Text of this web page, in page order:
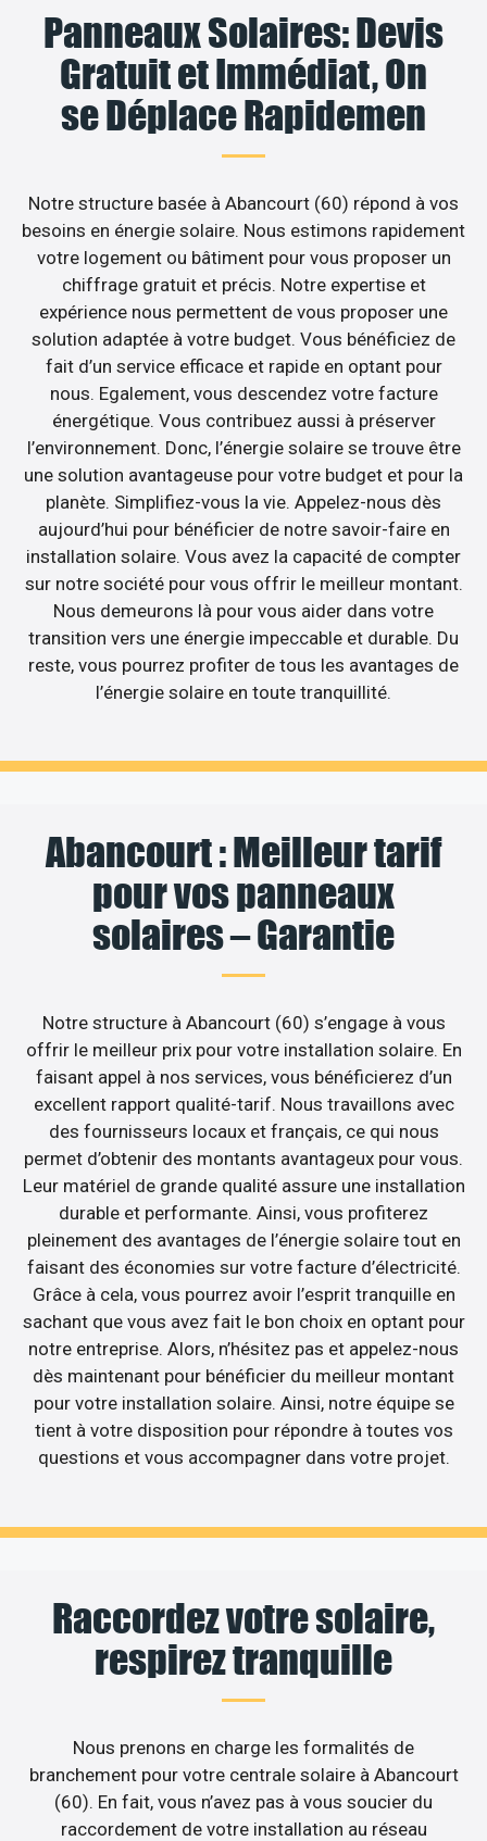
Panneaux Solaires: Devis
Gratuit et Immédiat, On
se Déplace Rapidemen
Notre structure basée à Abancourt (60) répond à vos
besoins en énergie solaire. Nous estimons rapidement
votre logement ou bâtiment pour vous proposer un
chiffrage gratuit et précis. Notre expertise et
expérience nous permettent de vous proposer une
solution adaptée à votre budget. Vous bénéficiez de
fait d’un service efficace et rapide en optant pour
nous. Egalement, vous descendez votre facture
énergétique. Vous contribuez aussi à préserver
l’environnement. Donc, l’énergie solaire se trouve être
une solution avantageuse pour votre budget et pour la
planète. Simplifiez-vous la vie. Appelez-nous dès
aujourd’hui pour bénéficier de notre savoir-faire en
installation solaire. Vous avez la capacité de compter
sur notre société pour vous offrir le meilleur montant.
Nous demeurons là pour vous aider dans votre
transition vers une énergie impeccable et durable. Du
reste, vous pourrez profiter de tous les avantages de
l’énergie solaire en toute tranquillité.
Abancourt : Meilleur tarif
pour vos panneaux
solaires – Garantie
Notre structure à Abancourt (60) s’engage à vous
offrir le meilleur prix pour votre installation solaire. En
faisant appel à nos services, vous bénéficierez d’un
excellent rapport qualité-tarif. Nous travaillons avec
des fournisseurs locaux et français, ce qui nous
permet d’obtenir des montants avantageux pour vous.
Leur matériel de grande qualité assure une installation
durable et performante. Ainsi, vous profiterez
pleinement des avantages de l’énergie solaire tout en
faisant des économies sur votre facture d’électricité.
Grâce à cela, vous pourrez avoir l’esprit tranquille en
sachant que vous avez fait le bon choix en optant pour
notre entreprise. Alors, n’hésitez pas et appelez-nous
dès maintenant pour bénéficier du meilleur montant
pour votre installation solaire. Ainsi, notre équipe se
tient à votre disposition pour répondre à toutes vos
questions et vous accompagner dans votre projet.
Raccordez votre solaire,
respirez tranquille
Nous prenons en charge les formalités de
branchement pour votre centrale solaire à Abancourt
(60). En fait, vous n’avez pas à vous soucier du
raccordement de votre installation au réseau